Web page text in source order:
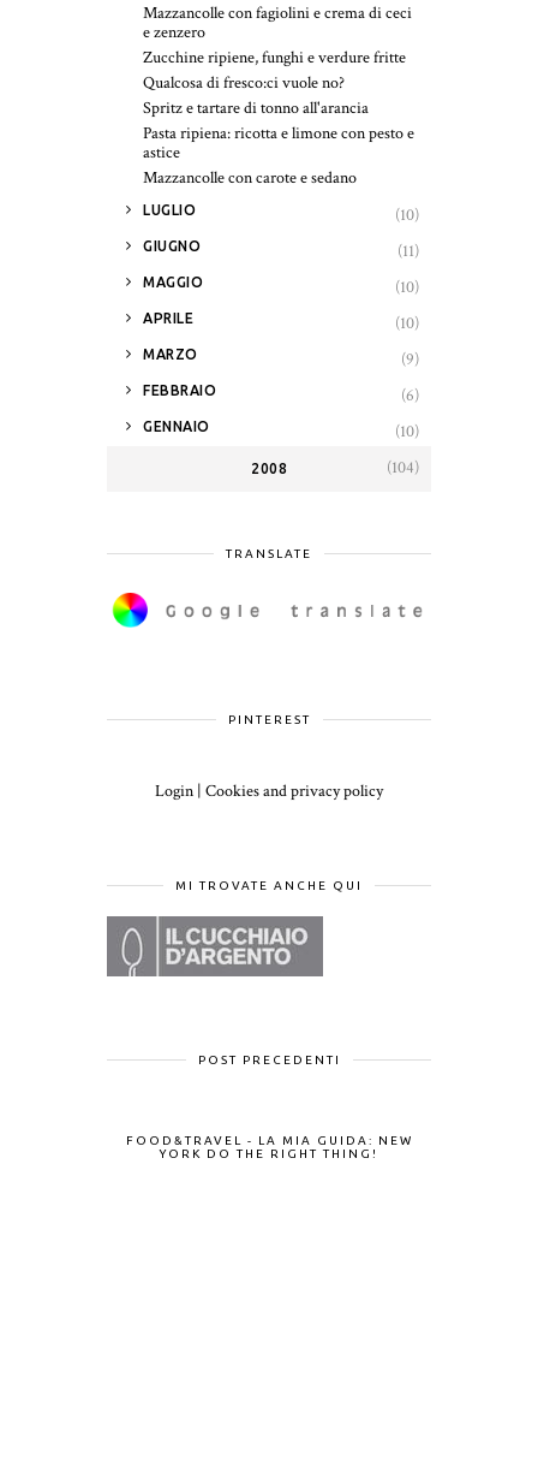
Mazzancolle con fagiolini e crema di ceci
e zenzero
Zucchine ripiene, funghi e verdure fritte
Qualcosa di fresco:ci vuole no?
Spritz e tartare di tonno all'arancia
Pasta ripiena: ricotta e limone con pesto e
astice
Mazzancolle con carote e sedano
► LUGLIO (10)
► GIUGNO (11)
► MAGGIO (10)
► APRILE (10)
► MARZO (9)
► FEBBRAIO (6)
► GENNAIO (10)
2008 (104)
TRANSLATE
PINTEREST
Login Cookies and privacy policy
MI TROVATE ANCHE QUI
POST PRECEDENTI
FOOD&TRAVEL - LA MIA GUIDA: NEW
YORK DO THE RIGHT THING!